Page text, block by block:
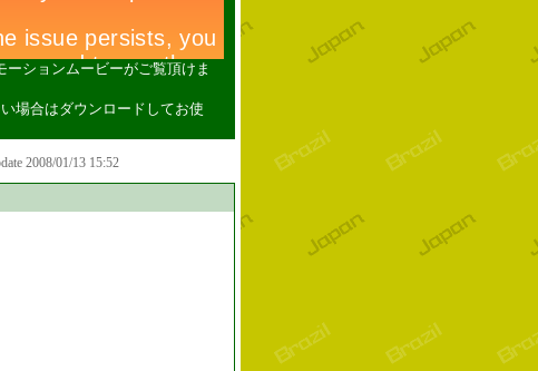
ーションムービーがご覧頂けま
場合はダウンロードしてお使
2008/01/13 15:52